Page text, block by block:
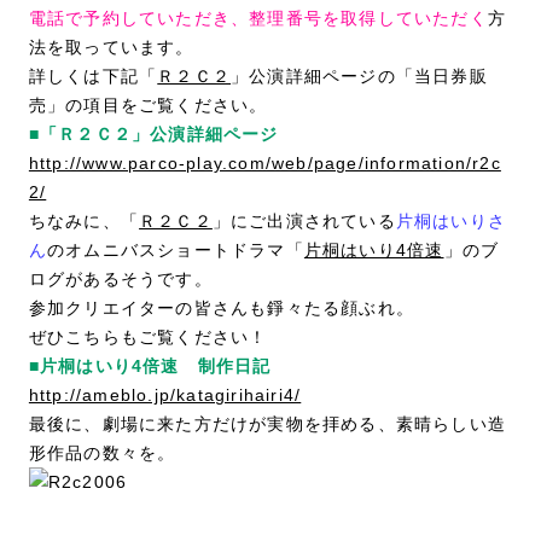
電話で予約していただき、整理番号を取得していただく 方
法を取っています。
詳しくは下記「 Ｒ２Ｃ２ 」公演詳細ページの「当日券販
売」の項目をご覧ください。
■「Ｒ２Ｃ２」公演詳細ページ
http://www.parco-play.com/web/page/information/r2c
2/
ちなみに、「 Ｒ２Ｃ２ 」にご出演されている 片桐はいりさ
んのオムニバスショートドラマ「 片桐はいり4倍速 」のブ
ログがあるそうです。
参加クリエイターの皆さんも錚々たる顔ぶれ。
ぜひこちらもご覧ください！
■片桐はいり4倍速 制作日記
http://ameblo.jp/katagirihairi4/
最後に、劇場に来た方だけが実物を拝める、素晴らしい造
形作品の数々を。